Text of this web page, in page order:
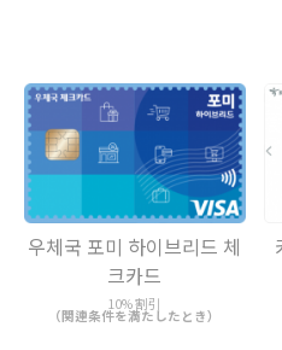
우체국 포미 하이브리드 체
크카드
10% 割引
（関連条件を満たしたとき）